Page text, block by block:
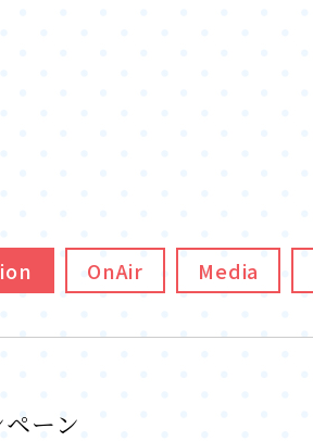
OnAir Media
ーン